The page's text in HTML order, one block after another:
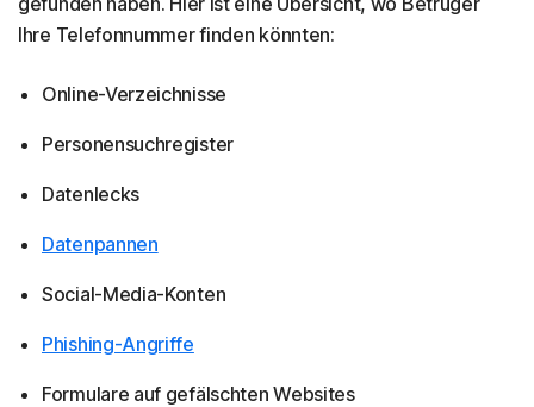
Ihre Telefonnummer finden könnten:
Online-Verzeichnisse
Personensuchregister
Datenlecks
Datenpannen
Social-Media-Konten
Phishing-Angriffe
Formulare auf gefälschten Websites